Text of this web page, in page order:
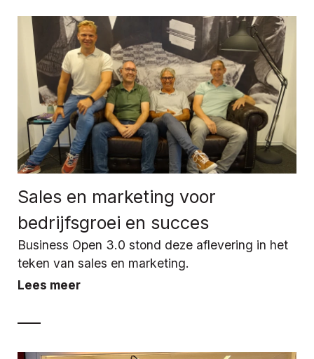
Sales en marketing voor
bedrijfsgroei en succes
Business Open 3.0 stond deze aflevering in het
teken van sales en marketing.
Lees meer